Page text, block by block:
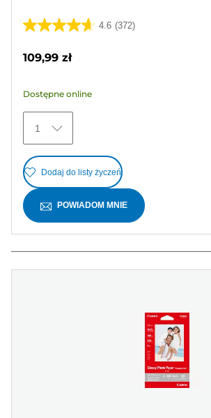
4.6 (372)
4.6
5
372
Recenzji
109,99 zł
Dostępne online
1
Dodaj do listy życzeń
POWIADOM MNIE